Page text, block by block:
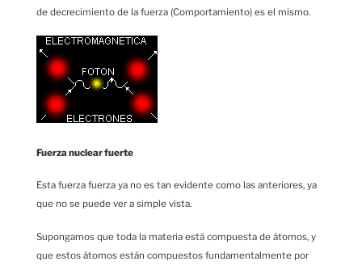
de decrecimiento de la fuerza (Comportamiento) es el mismo.
Fuerza nuclear fuerte
Esta fuerza fuerza ya no es tan evidente como las anteriores, ya
que no se puede ver a simple vista.
Supongamos que toda la materia está compuesta de átomos, y
que estos átomos están compuestos fundamentalmente por